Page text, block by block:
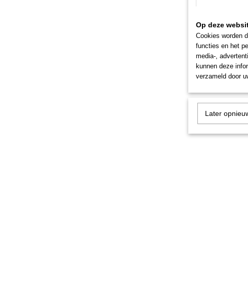
Op deze
Cookies worden
functies en het
media-,
kunnen deze
verzameld door
Later